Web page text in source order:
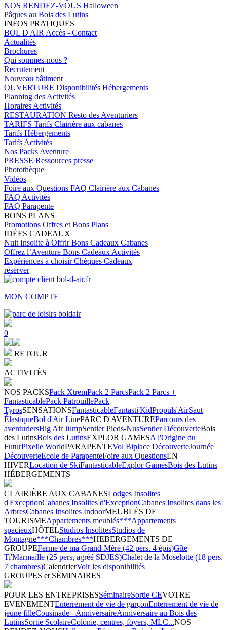
NOS RENDEZ-VOUS Halloween
Pâques au Bois des Lutins
INFOS PRATIQUES
BOL D'AIR Accès - Contact
Actualités
Brochures
Qui sommes-nous ?
Recrutement
Nouveau bâtiment
OUVERTURE Disponibilités Hébergements
Planning des Activités
Horaires Activités
RESTAURATION Resto des Aventuriers
TARIFS Tarifs Clairière aux cabanes
Tarifs Hébergements
Tarifs Activités
Nos Packs Aventure
PRESSE Ressources presse
Photothèque
Vidéos
Foire aux Questions FAQ Clairière aux Cabanes
FAQ Activités
FAQ Parapente
BONS PLANS
Promotions Offres et Bons Plans
IDÉES CADEAUX
Nuit Insolite à OffrirBons Cadeaux Cabanes
Offrez l’Aventure Bons Cadeaux Activités
Expériences à choisirChèques Cadeaux
réserver
MON COMPTE
0
RETOUR
ACTIVITÉS
NOS PACKSPack XtremPack 2 ParcsPack 2 Parcs +
FantasticablePack PatrouillePack
TyrosSENSATIONSFantasticableFantasti'KidPropuls'AirSaut
ÉlastiqueBol d'Air LinePARC D'AVENTUREParcours des
aventuriersBig Air JumpSentier Pieds-NusSentier DécouverteBois
des LutinsBois des LutinsEXPLOR GAMESA l'Origine du
FuturPixelle WorldPARAPENTEVol Biplace DécouverteJournée
DécouverteEcole de ParapenteFoire aux QuestionsEN
HIVERLocation de SkiFantasticableExplor GamesBois des Lutins
HÉBERGEMENTS
CLAIRIÈRE AUX CABANESLodges Insolites
d'ExceptionCabanes Insolites d'ExceptionCabanes Insolites dans les
ArbresCabanes Insolites IndoorMEUBLÉS DE
TOURISMEAppartements meublés***Appartements
spacieuxHÔTELStudios InsolitesStudios de
Montagne***Chambres***HEBERGEMENTS DE
GROUPEFerme de ma Grand-Mère (42 pers. 4 épis)Gîte
Ti'Marmaille (25 pers, agréé SDJES)Chalet de la Moselotte (18 pers,
7 chambres)CalendrierVoir les disponibilités
GROUPES et SÉMINAIRES
POUR LES ENTREPRISESSéminaireSortie CEVOTRE
EVENEMENTEnterrement de vie de garçonEnterrement de vie de
jeune filleCousinade - AnniversaireAnniversaire au Bois des
LutinsSortie ScolaireColonie, centres, foyers, MLC...NOS